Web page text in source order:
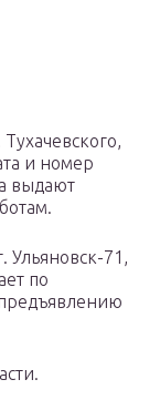
и номер
выдают
Ульяновск-71,
по